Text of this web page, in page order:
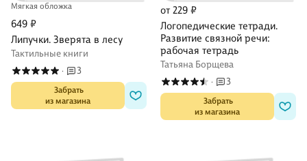
Мягкая обложка
649 ₽
Липучки. Зверята в лесу
Тактильные книги
· 3
Забрать
из магазина
от 229 ₽
Логопедические тетради.
Развитие связной речи:
рабочая тетрадь
Татьяна Борщева
· 3
Забрать
из магазина